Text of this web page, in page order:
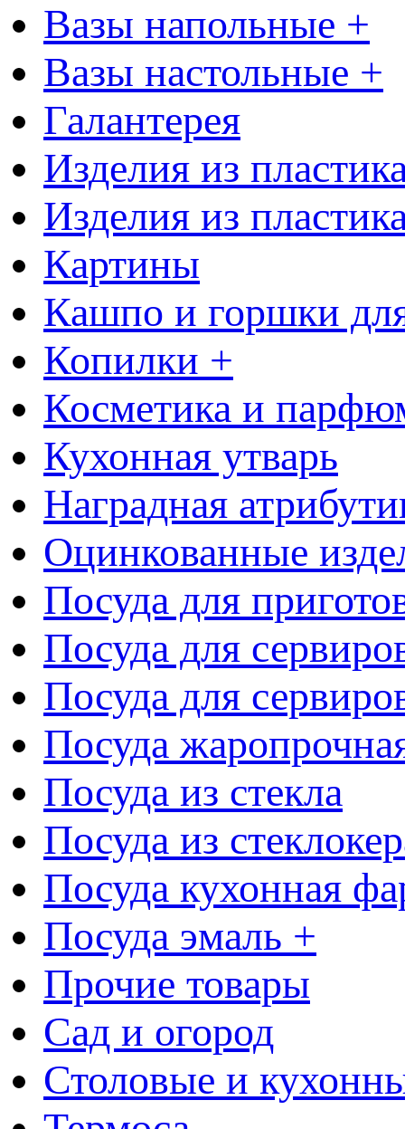
Вазы напольные +
Вазы настольные +
Галантерея
Изделия из
Изделия из
Картины
Кашпо и горшки
Копилки +
Косметика и
Кухонная утварь
Наградная
Оцинкованные
Посуда для
Посуда для
Посуда для
Посуда
Посуда из стекла
Посуда из
Посуда кухонная
Посуда эмаль +
Прочие товары
Сад и огород
Столовые и